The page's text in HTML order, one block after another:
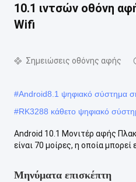
Time
10.1 ιντσών οθόνη
Wifi
Σημειώσεις οθόνης αφής
#Android8.1 ψηφιακό σύστημα
#RK3288 κάθετο ψηφιακό
Android 10.1 Μονιτέρ αφής
είναι 70 μοίρες, η οποία μπορεί
Μηνύματα επισκέπτη